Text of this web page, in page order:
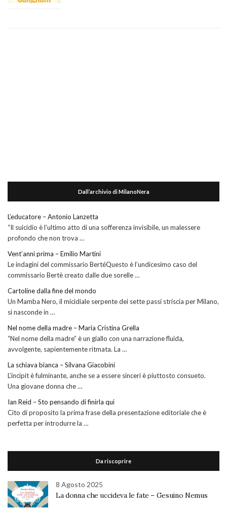
Dall’archivio di MilanoNera
L’educatore – Antonio Lanzetta
“Il suicidio è l’ultimo atto di una sofferenza invisibile, un malessere
profondo che non trova …
Vent’anni prima – Emilio Martini
Le indagini del commissario BertéQuesto è l’undicesimo caso del
commissario Bertè creato dalle due sorelle …
Cartoline dalla fine del mondo
Un Mamba Nero, il micidiale serpente dei sette passi striscia per Milano,
si nasconde in …
Nel nome della madre – Maria Cristina Grella
“Nel nome della madre” è un giallo con una narrazione fluida,
avvolgente, sapientemente ritmata. La …
La schiava bianca – Silvana Giacobini
L’incipit è fulminante, anche se a essere sinceri è piuttosto consueto.
Una giovane donna che …
Ian Reid – Sto pensando di finirla qui
Cito di proposito la prima frase della presentazione editoriale che è
perfetta per introdurre la …
Da riscoprire
8 Agosto 2025
La donna che uccideva le fate – Gesuino Nemus